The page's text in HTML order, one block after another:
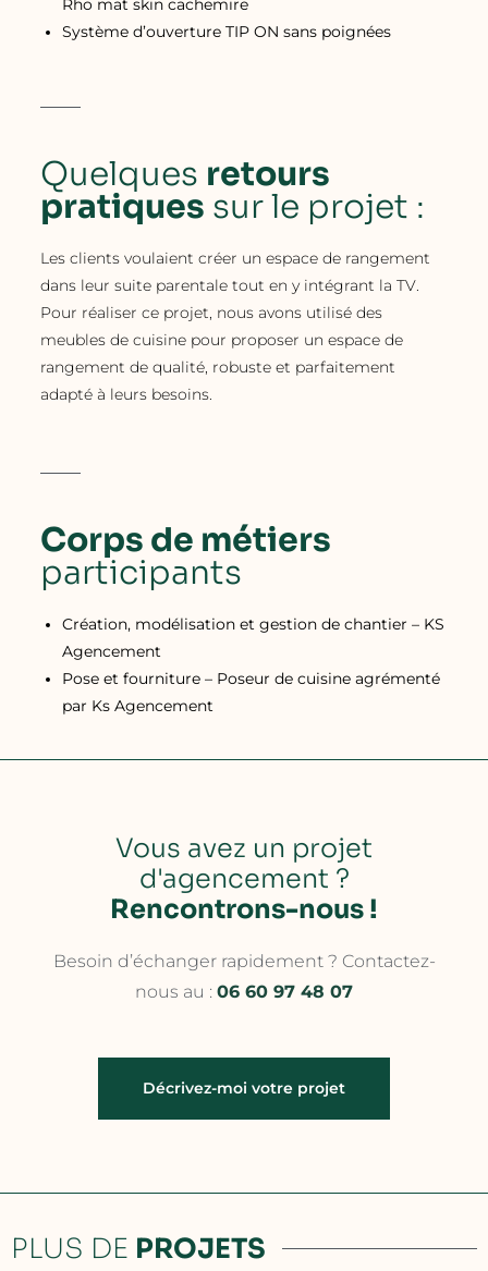
Rho mat skin cachemire
Système d’ouverture TIP ON sans poignées
Quelques retours
pratiques sur le projet :
Les clients voulaient créer un espace de rangement
dans leur suite parentale tout en y intégrant la TV.
Pour réaliser ce projet, nous avons utilisé des
meubles de cuisine pour proposer un espace de
rangement de qualité, robuste et parfaitement
adapté à leurs besoins.
Corps de métiers
participants
Création, modélisation et gestion de chantier – KS
Agencement
Pose et fourniture – Poseur de cuisine agrémenté
par Ks Agencement
Vous avez un projet
d'agencement ?
Rencontrons-nous !
Besoin d’échanger rapidement ? Contactez-
nous au : 06 60 97 48 07
Décrivez-moi votre projet
PLUS DE PROJETS